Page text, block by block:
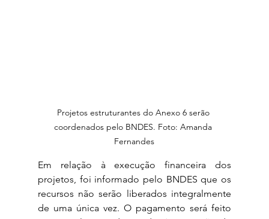
Projetos estruturantes do Anexo 6 serão
coordenados pelo BNDES. Foto: Amanda
Fernandes
Em relação à execução financeira dos
projetos, foi informado pelo BNDES que os
recursos não serão liberados integralmente
de uma única vez. O pagamento será feito